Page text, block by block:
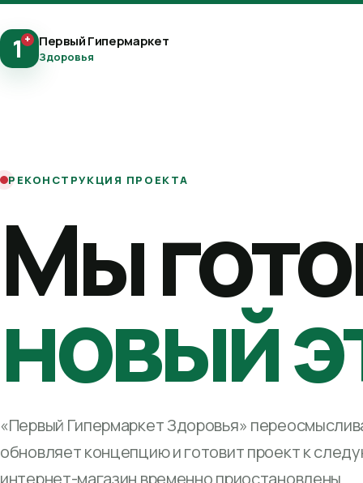
1+ Первый Гипермаркет
Здоровья
РЕКОНСТРУКЦИЯ ПРОЕКТА
Мы
новый
«Первый Гипермаркет Здоровья»
обновляет концепцию и готовит проект к
интернет-магазин временно приостановлены.